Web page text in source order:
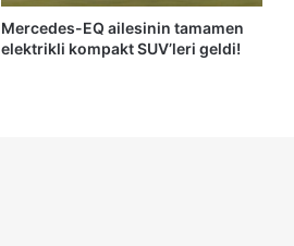
Mercedes-EQ ailesinin tamamen
elektrikli kompakt SUV’leri geldi!